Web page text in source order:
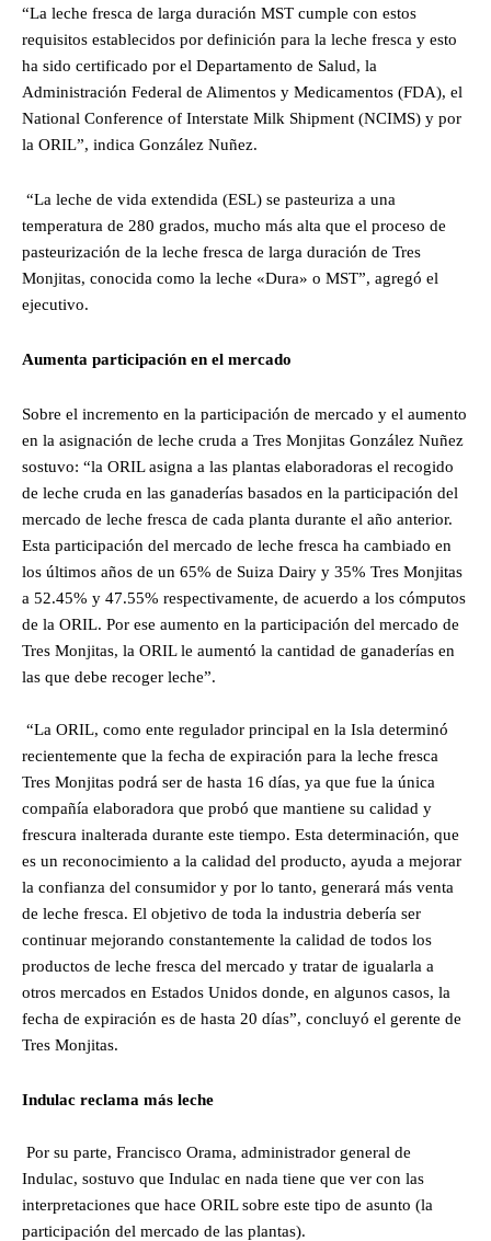
“La leche fresca de larga duración MST cumple con estos
requisitos establecidos por definición para la leche fresca y esto
ha sido certificado por el Departamento de Salud, la
Administración Federal de Alimentos y Medicamentos (FDA), el
National Conference of Interstate Milk Shipment (NCIMS) y por
la ORIL”, indica González Nuñez.
“La leche de vida extendida (ESL) se pasteuriza a una
temperatura de 280 grados, mucho más alta que el proceso de
pasteurización de la leche fresca de larga duración de Tres
Monjitas, conocida como la leche «Dura» o MST”, agregó el
ejecutivo.
Aumenta participación en el mercado
Sobre el incremento en la participación de mercado y el aumento
en la asignación de leche cruda a Tres Monjitas González Nuñez
sostuvo: “la ORIL asigna a las plantas elaboradoras el recogido
de leche cruda en las ganaderías basados en la participación del
mercado de leche fresca de cada planta durante el año anterior.
Esta participación del mercado de leche fresca ha cambiado en
los últimos años de un 65% de Suiza Dairy y 35% Tres Monjitas
a 52.45% y 47.55% respectivamente, de acuerdo a los cómputos
de la ORIL. Por ese aumento en la participación del mercado de
Tres Monjitas, la ORIL le aumentó la cantidad de ganaderías en
las que debe recoger leche”.
“La ORIL, como ente regulador principal en la Isla determinó
recientemente que la fecha de expiración para la leche fresca
Tres Monjitas podrá ser de hasta 16 días, ya que fue la única
compañía elaboradora que probó que mantiene su calidad y
frescura inalterada durante este tiempo. Esta determinación, que
es un reconocimiento a la calidad del producto, ayuda a mejorar
la confianza del consumidor y por lo tanto, generará más venta
de leche fresca. El objetivo de toda la industria debería ser
continuar mejorando constantemente la calidad de todos los
productos de leche fresca del mercado y tratar de igualarla a
otros mercados en Estados Unidos donde, en algunos casos, la
fecha de expiración es de hasta 20 días”, concluyó el gerente de
Tres Monjitas.
Indulac reclama más leche
Por su parte, Francisco Orama, administrador general de
Indulac, sostuvo que Indulac en nada tiene que ver con las
interpretaciones que hace ORIL sobre este tipo de asunto (la
participación del mercado de las plantas).